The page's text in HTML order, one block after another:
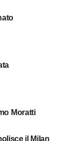
Moratti
il Milan